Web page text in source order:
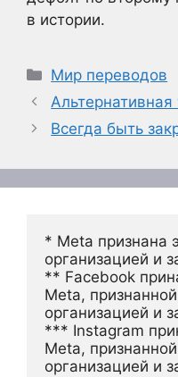
в истории.
Рубрики
Мир переводов
Альтернативная
Всегда быть
* Meta признана
организацией и
** Facebook
Meta,
организацией и
*** Instagram
Meta,
организацией и